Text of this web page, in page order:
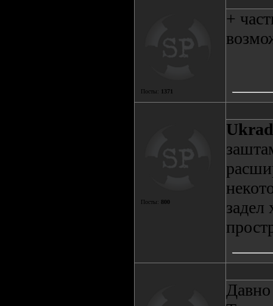
Посты: 1371
+
Посты: 800
задел
Давно